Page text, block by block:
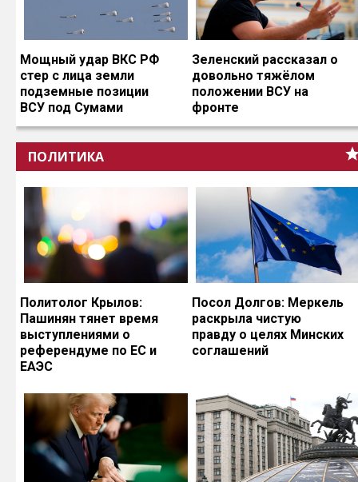
Мощный удар ВКС РФ
стер с лица земли
подземные позиции
ВСУ под Сумами
Зеленский рассказал о
довольно тяжёлом
положении ВСУ на
фронте
ПОЛИТИКА
Политолог Крылов:
Пашинян тянет время
выступлениями о
референдуме по ЕС и
ЕАЭС
Посол Долгов: Меркель
раскрыла чистую
правду о целях Минских
соглашений